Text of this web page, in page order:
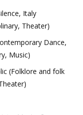
Italy
Theater)
Dance,
Music)
(Folklore and folk